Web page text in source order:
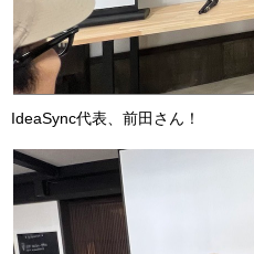
IdeaSync代表、前田さん！